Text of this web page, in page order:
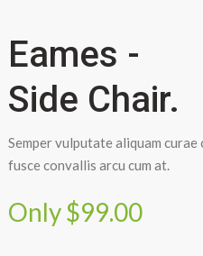
Eames -
Side Chair.
Semper vulputate aliquam
fusce convallis arcu cum at.
Only $99.00